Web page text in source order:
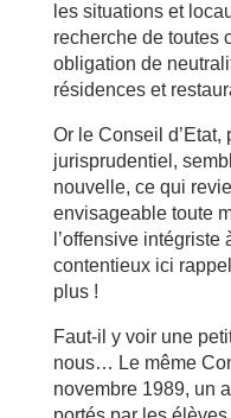
les situations et
recherche de toutes
obligation de
résidences et
Or le Conseil d’Etat,
jurisprudentiel,
nouvelle, ce qui
envisageable toute
l’offensive intégriste
contentieux ici
plus !
Faut-il y voir une
nous… Le même
novembre 1989, un